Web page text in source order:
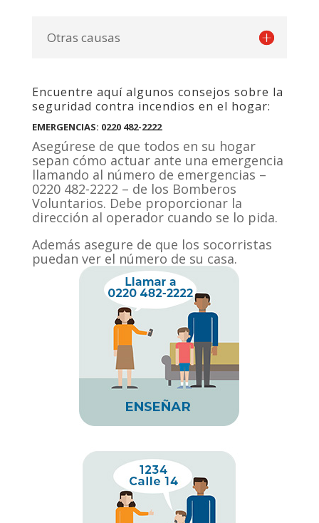
Otras causas
Encuentre aquí algunos consejos sobre la
seguridad contra incendios en el hogar:
EMERGENCIAS: 0220 482-2222
Asegúrese de que todos en su hogar
sepan cómo actuar ante una emergencia
llamando al número de emergencias –
0220 482-2222 – de los Bomberos
Voluntarios. Debe proporcionar la
dirección al operador cuando se lo pida.
Además asegure de que los socorristas
puedan ver el número de su casa.